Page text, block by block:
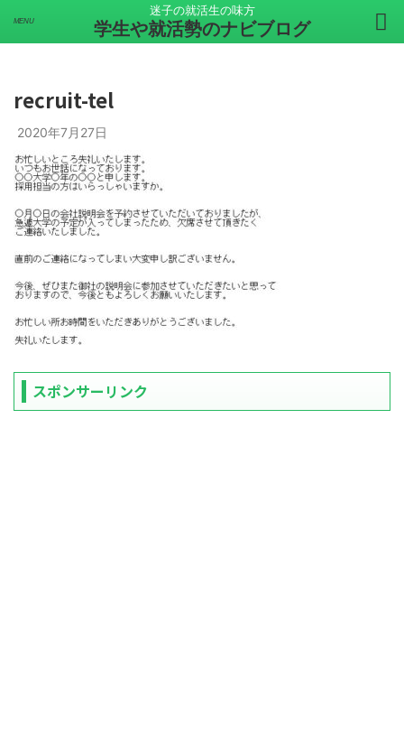
迷子の就活生の味方
学生や就活勢のナビブログ
recruit-tel
2020年7月27日
スポンサーリンク